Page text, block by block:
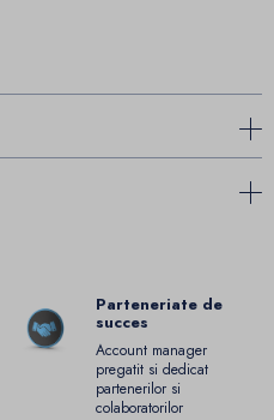
Parteneriate de
succes
Account manager
pregatit si dedicat
partenerilor si
colaboratorilor